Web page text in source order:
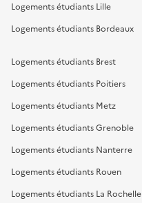
Logements étudiants Lille
Logements étudiants Bordeaux
Logements étudiants Brest
Logements étudiants Poitiers
Logements étudiants Metz
Logements étudiants Grenoble
Logements étudiants Nanterre
Logements étudiants Rouen
Logements étudiants La Rochelle